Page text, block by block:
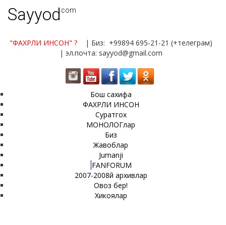
Sayyod.com
"ФАХРЛИ ИНСОН" ?
| Биз: +99894 695-21-21 (+телеграм)
| эл.почта: sayyod@gmail.com
Бош сахифа
ФАХРЛИ ИНСОН
Суратгох
МОНОЛОГлар
Биз
Жавоблар
Jumanji
FANFORUM
2007-2008й архивлар
Овоз бер!
Хикоялар